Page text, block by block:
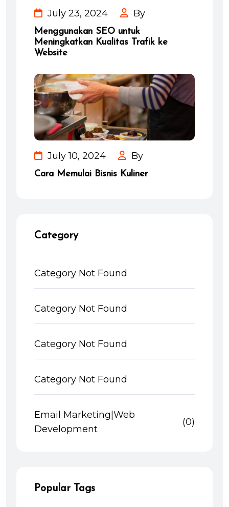
July 23, 2024 By
Menggunakan SEO untuk
Meningkatkan Kualitas Trafik ke
Website
July 10, 2024 By
Cara Memulai Bisnis Kuliner
Category
Category Not Found
Category Not Found
Category Not Found
Category Not Found
Email Marketing|Web
Development
(0)
Popular Tags